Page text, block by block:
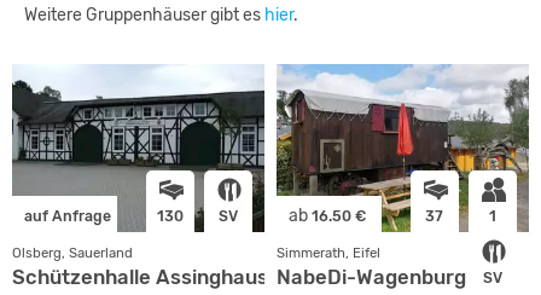
Weitere Gruppenhäuser gibt es hier.
auf Anfrage 130 SV
Olsberg, Sauerland
Schützenhalle Assinghausen
ab 16.50 € 37 1
SV
Simmerath, Eifel
NabeDi-Wagenburg